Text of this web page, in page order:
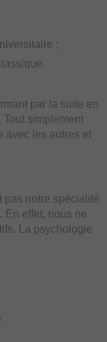
;
par la suite en
simplement
avec les autres et
pas notre spécialité
En effet, nous ne
La psychologie